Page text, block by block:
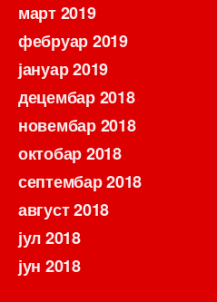
март 2019
фебруар 2019
јануар 2019
децембар 2018
новембар 2018
октобар 2018
септембар 2018
август 2018
јул 2018
јун 2018